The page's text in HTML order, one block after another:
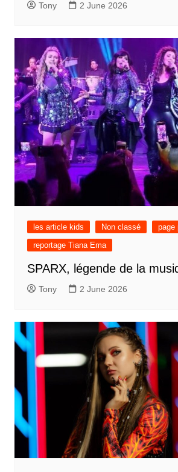
Tony 2 June 2026
les article kids Non classé
page
reportage Tiana Ema
SPARX, légende de la
Tony 2 June 2026